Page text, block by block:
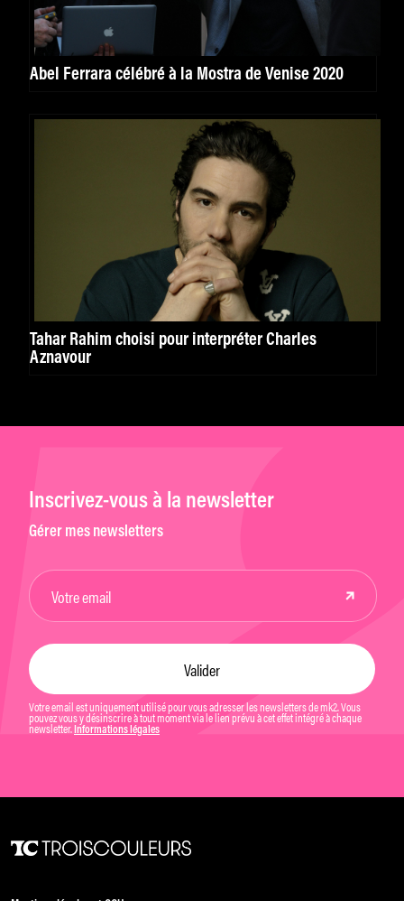
Abel Ferrara célébré à la Mostra de Venise 2020
Tahar Rahim choisi pour interpréter Charles
Aznavour
Inscrivez-vous à la newsletter
Gérer mes newsletters
Votre email est uniquement utilisé pour vous adresser les newsletters de mk2. Vous
pouvez vous y désinscrire à tout moment via le lien prévu à cet effet intégré à chaque
newsletter. Informations légales